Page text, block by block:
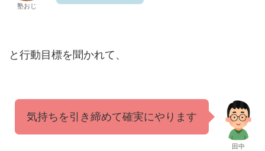
塾おじ
と行動目標を聞かれて、
気持ちを引き締めて確実にやります
田中